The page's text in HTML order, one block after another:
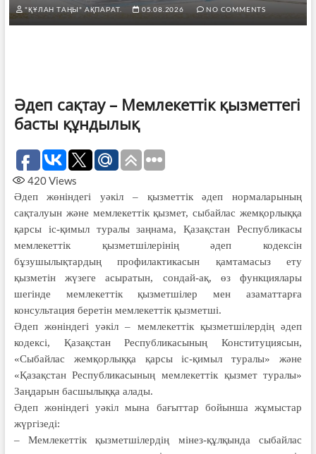
"ҚҰЛАН ТАҢЫ" АҚПАРАТ. 05.08.2026 NO COMMENTS
Әдеп сақтау – Мемлекеттік қызметтегі
басты құндылық
420Views
Әдеп жөніндегі уәкіл – қызметтік әдеп нормаларының
сақталуын және мемлекеттік қызмет, сыбайлас жемқорлыққа
қарсы іс-қимыл туралы заңнама, Қазақстан Республикасы
мемлекеттік қызметшілерінің әдеп кодексін
бұзушылықтардың профилактикасын қамтамасыз ету
қызметін жүзеге асыратын, сондай-ақ, өз функциялары
шегінде мемлекеттік қызметшілер мен азаматтарға
консультация беретін мемлекеттік қызметші.
Әдеп жөніндегі уәкіл – мемлекеттік қызметшілердің әдеп
кодексі, Қазақстан Республикасының Конституциясын,
«Сыбайлас жемқорлыққа қарсы іс-қимыл туралы» және
«Қазақстан Республикасының мемлекеттік қызмет туралы»
Заңдарын басшылыққа алады.
Әдеп жөніндегі уәкіл мына бағыттар бойынша жұмыстар
жүргізеді:
– Мемлекеттік қызметшілердің мінез-құлқында сыбайлас